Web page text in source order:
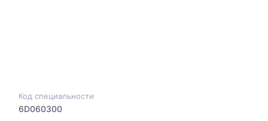
Код специальности
6D060300